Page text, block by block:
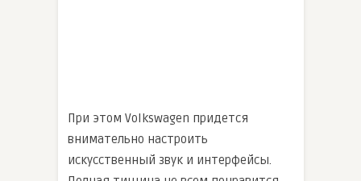
При этом Volkswagen придется
внимательно настроить
искусственный звук и интерфейсы.